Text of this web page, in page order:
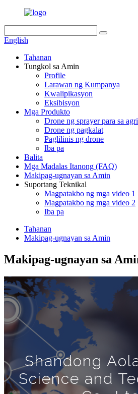
English
Tahanan
Tungkol sa Amin
Profile
Larawan ng Kumpanya
Kwalipikasyon
Eksibisyon
Mga Produkto
Drone ng sprayer para sa
Drone ng pagkalat
Paglilinis ng drone
Iba pa
Balita
Mga Madalas Itanong (FAQ)
Makipag-ugnayan sa Amin
Suportang Teknikal
Magpatakbo ng mga video 1
Magpatakbo ng mga video 2
Iba pa
Tahanan
Makipag-ugnayan sa Amin
Makipag-ugnayan sa
Shandong
Science and